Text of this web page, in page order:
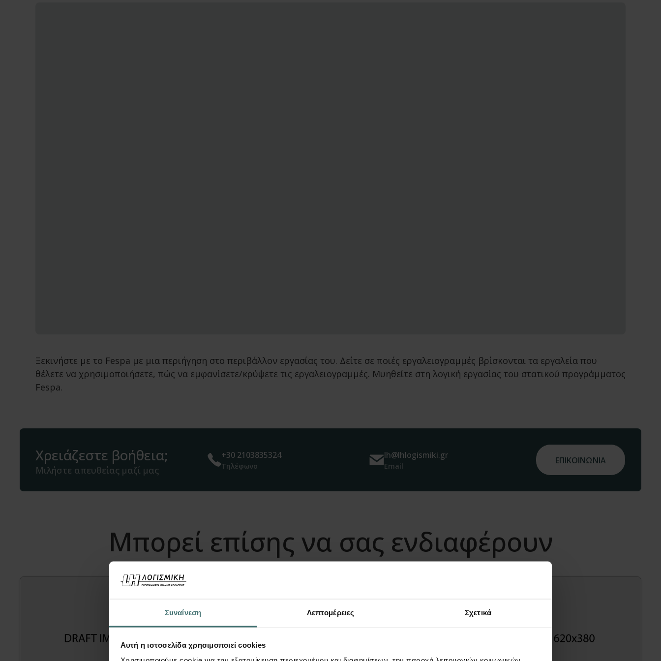
Συναίνεση Λεπτομέρειες Σχετικά
Αυτή η ιστοσελίδα χρησιμοποιεί cookies
Ξεκινήστε με το Fespa με μια περιήγηση στο περιβάλλον εργασίας του. Δείτε σε ποιές εργαλειογραμμές βρίσκονται τα εργαλεία που
θέλετε να χρησιμοποιήσετε, πώς να εμφανίσετε/κρύψετε τις εργαλειογραμμές. Μυηθείτε στη λογική εργασίας του στατικού προγράμματος
Fespa.
Χρειάζεστε βοήθεια;
Μιλήστε απευθείας μαζί μας
+30 2103835324
Τηλέφωνο
lh@lhlogismiki.gr
Email ΕΠΙΚΟΙΝΩΝΙΑ
Μπορεί επίσης να σας ενδιαφέρουν